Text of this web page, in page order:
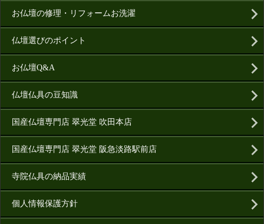
お仏壇の修理・リフォームお洗濯
仏壇選びのポイント
お仏壇Q&A
仏壇仏具の豆知識
国産仏壇専門店 翠光堂 吹田本店
国産仏壇専門店 翠光堂 阪急淡路駅前店
寺院仏具の納品実績
個人情報保護方針